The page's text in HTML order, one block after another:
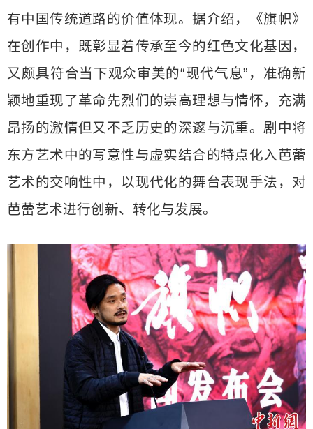
有中国传统道路的价值体现。据介绍，《旗帜》
在创作中，既彰显着传承至今的红色文化基因，
又颇具符合当下观众审美的“现代气息”，准确新
颖地重现了革命先烈们的崇高理想与情怀，充满
昂扬的激情但又不乏历史的深邃与沉重。剧中将
东方艺术中的写意性与虚实结合的特点化入芭蕾
艺术的交响性中，以现代化的舞台表现手法，对
芭蕾艺术进行创新、转化与发展。